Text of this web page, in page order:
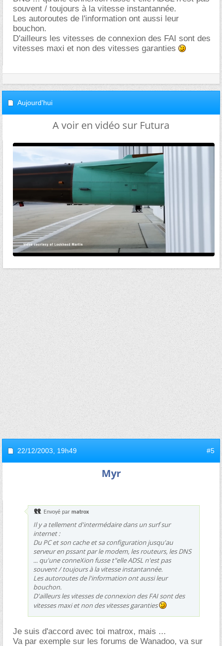
souvent / toujours à la vitesse instantannée.
Les autoroutes de l'information ont aussi leur
bouchon.
D'ailleurs les vitesses de connexion des FAI sont des
vitesses maxi et non des vitesses garanties
Aujourd'hui
A voir en vidéo sur Futura
22/12/2003, 19h49 #5
Myr
Envoyé par matrox
Il y a tellement d'intermédaire dans un surf sur
internet :
Du PC et son cache et sa configuration jusqu'au
serveur en pssant par le modem, les routeurs, les DNS
... qu'une conneXion fusse t"elle ADSL n'est pas
souvent / toujours à la vitesse instantannée.
Les autoroutes de l'information ont aussi leur
bouchon.
D'ailleurs les vitesses de connexion des FAI sont des
vitesses maxi et non des vitesses garanties
Je suis d'accord avec toi matrox, mais ...
Va par exemple sur les forums de Wanadoo, va sur